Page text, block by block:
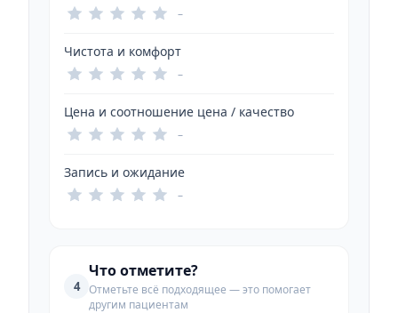
–
Чистота и комфорт
–
Цена и соотношение цена / качество
–
Запись и ожидание
–
4
Что отметите?
Отметьте всё подходящее — это помогает
другим пациентам